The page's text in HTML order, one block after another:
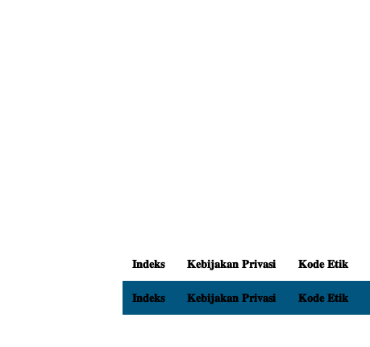
𝐈𝐧𝐝𝐞𝐤𝐬 𝐊𝐞𝐛𝐢𝐣𝐚𝐤𝐚𝐧 𝐏𝐫𝐢𝐯𝐚𝐬𝐢 𝐊𝐨𝐝𝐞 𝐄𝐭𝐢𝐤
𝐈𝐧𝐝𝐞𝐤𝐬 𝐊𝐞𝐛𝐢𝐣𝐚𝐤𝐚𝐧 𝐏𝐫𝐢𝐯𝐚𝐬𝐢 𝐊𝐨𝐝𝐞 𝐄𝐭𝐢𝐤